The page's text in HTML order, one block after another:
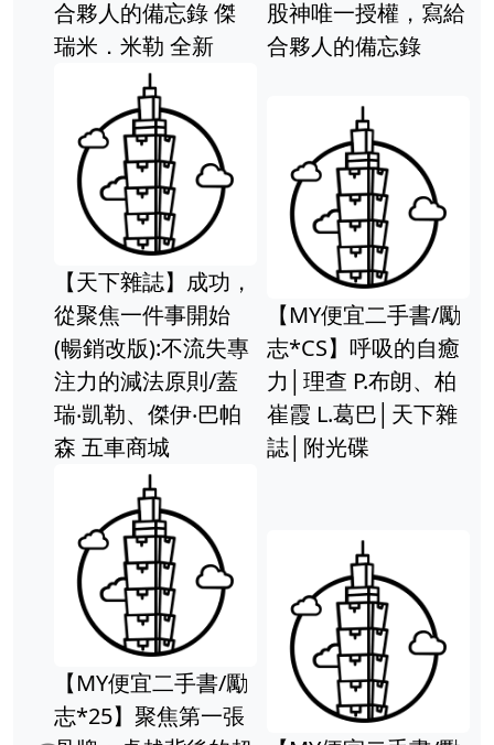
授權，寫給
備忘錄
二手書/勵
呼吸的自癒
P.布朗、柏
巴│天下雜
30天聽讀完勝多益字
彙 (1書+1MP3) / 李
正凡
親子天
繪本系
共讀 賴馬
親子天下 神奇柑仔
店系列(1-4)共4冊 兒
童版的解憂雜貨店開
張 有注音 親子
案套書(
芬 無注